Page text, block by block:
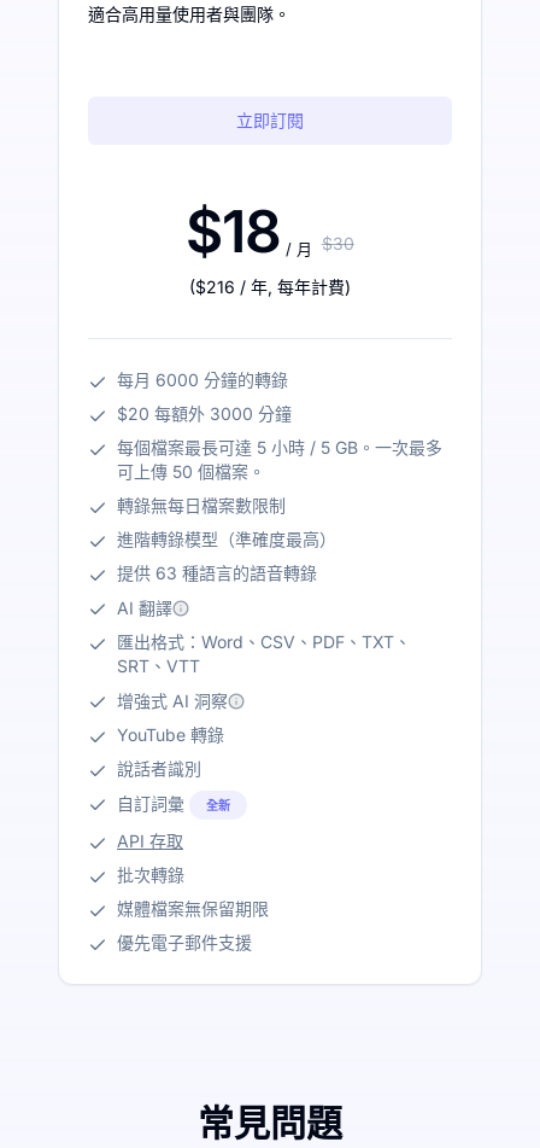
適合高用量使用者與團隊。
立即訂閱
$18 / 月 $30
($216 / 年, 每年計費)
每月 6000 分鐘的轉錄
$20 每額外 3000 分鐘
每個檔案最長可達 5 小時 / 5 GB。一次最多
可上傳 50 個檔案。
轉錄無每日檔案數限制
進階轉錄模型（準確度最高）
提供 63 種語言的語音轉錄
AI 翻譯
匯出格式：Word、CSV、PDF、TXT、
SRT、VTT
增強式 AI 洞察
YouTube 轉錄
說話者識別
自訂詞彙
全新
API 存取
批次轉錄
媒體檔案無保留期限
優先電子郵件支援
常見問題